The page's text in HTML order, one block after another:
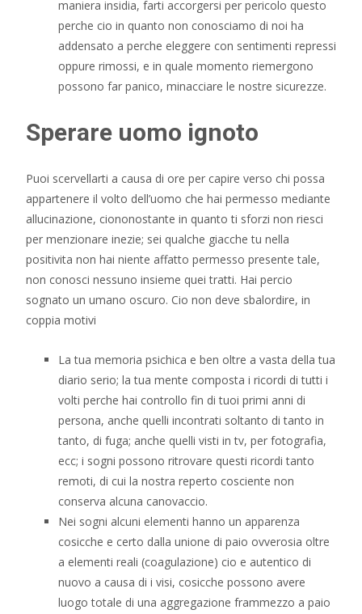
maniera insidia, farti accorgersi per pericolo questo
perche cio in quanto non conosciamo di noi ha
addensato a perche eleggere con sentimenti repressi
oppure rimossi, e in quale momento riemergono
possono far panico, minacciare le nostre sicurezze.
Sperare uomo ignoto
Puoi scervellarti a causa di ore per capire verso chi possa
appartenere il volto dell’uomo che hai permesso mediante
allucinazione, ciononostante in quanto ti sforzi non riesci
per menzionare inezie; sei qualche giacche tu nella
positivita non hai niente affatto permesso presente tale,
non conosci nessuno insieme quei tratti. Hai percio
sognato un umano oscuro. Cio non deve sbalordire, in
coppia motivi
La tua memoria psichica e ben oltre a vasta della tua
diario serio; la tua mente composta i ricordi di tutti i
volti perche hai controllo fin di tuoi primi anni di
persona, anche quelli incontrati soltanto di tanto in
tanto, di fuga; anche quelli visti in tv, per fotografia,
ecc; i sogni possono ritrovare questi ricordi tanto
remoti, di cui la nostra reperto cosciente non
conserva alcuna canovaccio.
Nei sogni alcuni elementi hanno un apparenza
cosicche e certo dalla unione di paio ovverosia oltre
a elementi reali (coagulazione) cio e autentico di
nuovo a causa di i visi, cosicche possono avere
luogo totale di una aggregazione frammezzo a paio